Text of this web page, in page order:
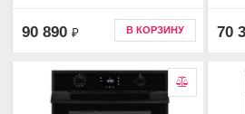
90 890 ₽ В КОРЗИНУ 70